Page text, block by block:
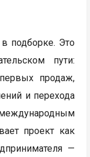
подборке. Это
пути:
продаж,
и перехода
проект как
—